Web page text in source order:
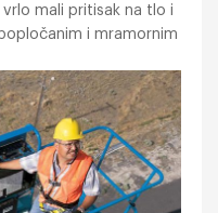
mali pritisak na tlo i
i mramornim